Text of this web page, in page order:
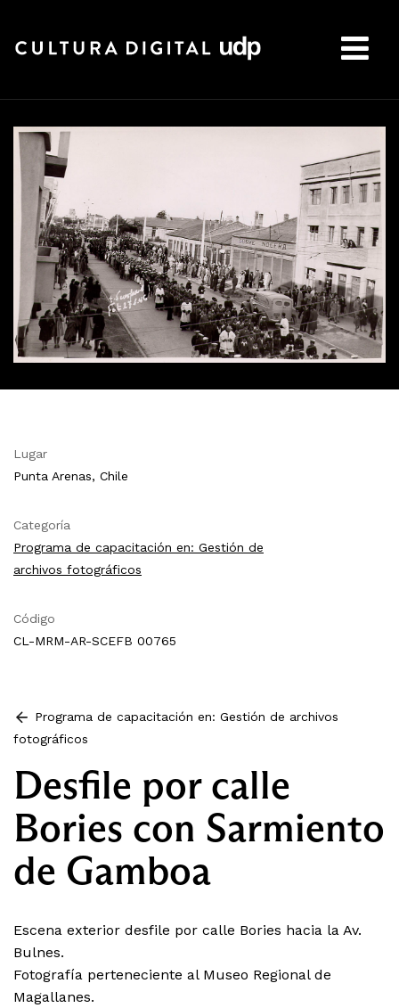
Lugar
Punta Arenas, Chile
Categoría
Programa de capacitación en: Gestión de
archivos fotográficos
Código
CL-MRM-AR-SCEFB 00765
Programa de capacitación en: Gestión de archivos
fotográficos
Desfile por calle
Bories con Sarmiento
de Gamboa
Escena exterior desfile por calle Bories hacia la Av.
Bulnes.
Fotografía perteneciente al Museo Regional de
Magallanes.